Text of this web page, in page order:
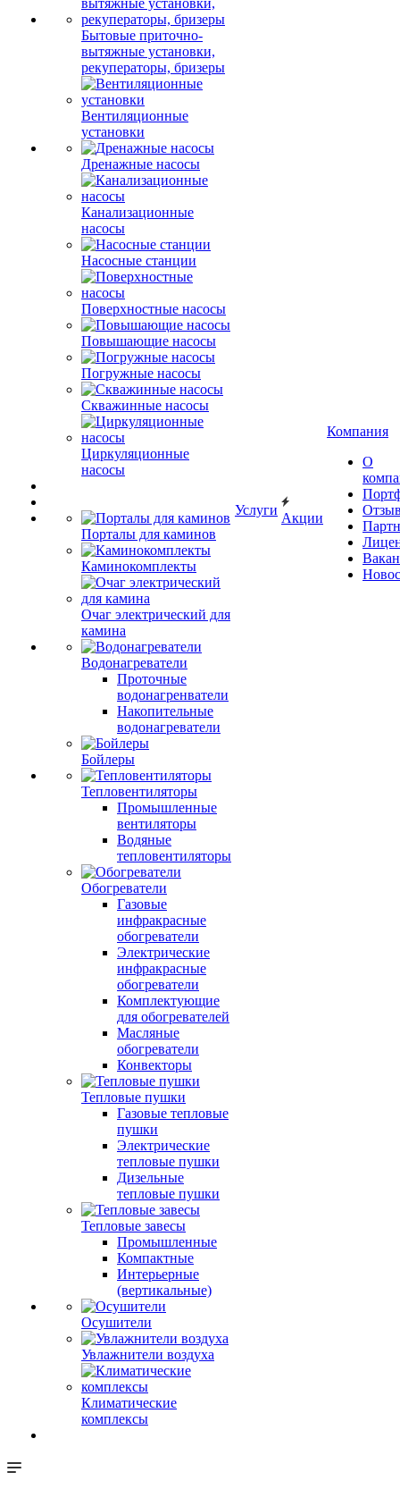
Бытовые приточно-
вытяжные установки,
рекуператоры, бризеры
Вентиляционные
установки
Дренажные насосы
Канализационные
насосы
Насосные станции
Поверхностные насосы
Повышающие насосы
Погружные насосы
Скважинные насосы
Циркуляционные
насосы
Порталы для каминов
Каминокомплекты
Очаг электрический для
камина
Водонагреватели
Проточные
водонагренватели
Накопительные
водонагреватели
Бойлеры
Тепловентиляторы
Промышленные
вентиляторы
Водяные
тепловентиляторы
Обогреватели
Газовые
инфракрасные
обогреватели
Электрические
инфракрасные
обогреватели
Комплектующие
для обогревателей
Масляные
обогреватели
Конвекторы
Тепловые пушки
Газовые тепловые
пушки
Электрические
тепловые пушки
Дизельные
тепловые пушки
Тепловые завесы
Промышленные
Компактные
Интерьерные
(вертикальные)
Осушители
Увлажнители воздуха
Климатические
комплексы
Услуги
Акции
Компания
О